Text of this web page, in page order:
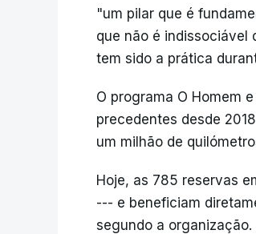
"um pilar que é
que não é indissociável
tem sido a prática
O programa O Homem
precedentes desde
um milhão de
Hoje, as 785 reservas
--- e beneficiam
segundo a organização.